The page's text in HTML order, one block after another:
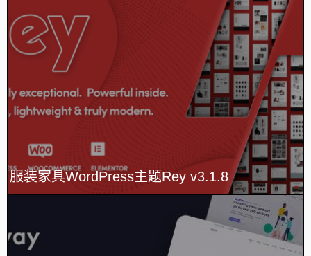
服装家具WordPress主题Rey v3.1.8